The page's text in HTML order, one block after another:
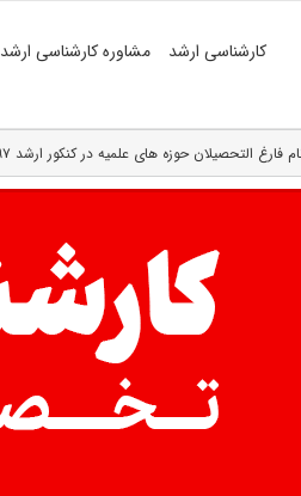
کارشناسی ارشد مشاوره کارشناسی ارشد
فارغ التحصیلان حوزه های علمیه در کنکور ارشد ۹۷